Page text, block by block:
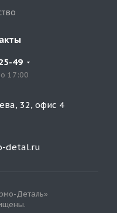
49
17:00
32, офис 4
detal.ru
Деталь»